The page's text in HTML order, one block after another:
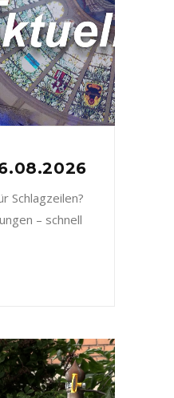
Schlagzeilen?
– schnell